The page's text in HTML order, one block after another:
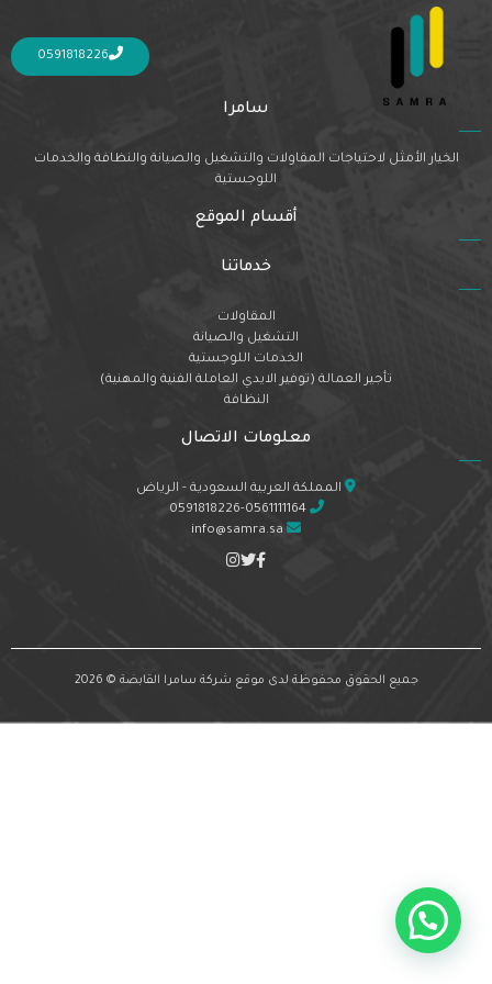
0591818226
Nothing Found
It seems we can’t find what you’re looking for. Perhaps searching can help.
سامرا
الخيار الأمثل لاحتياجات المقاولات والتشغيل والصيانة والنظافة والخدمات
اللوجستية
أقسام الموقع
خدماتنا
المقاولات
التشغيل والصيانة
الخدمات اللوجستية
تأجير العمالة (توفير الايدي العاملة الفنية والمهنية)
النظافة
معلومات الاتصال
المملكة العربية السعودية - الرياض
0591818226-0561111164
info@samra.sa
جميع الحقوق محفوظة لدى موقع شركة سامرا القابضة © 2026